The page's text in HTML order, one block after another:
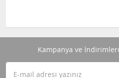
Kampanya ve